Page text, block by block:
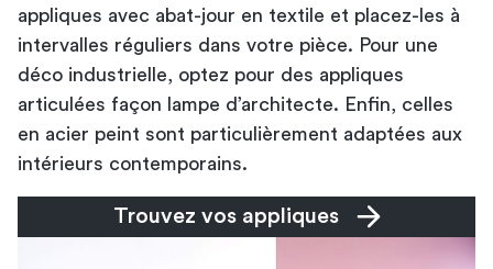
appliques avec abat-jour en textile et placez-les à
intervalles réguliers dans votre pièce. Pour une
déco industrielle, optez pour des appliques
articulées façon lampe d’architecte. Enfin, celles
en acier peint sont particulièrement adaptées aux
intérieurs contemporains.
Trouvez vos appliques